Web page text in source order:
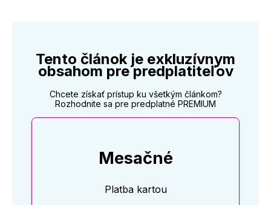
Tento článok je exkluzívnym
obsahom pre predplatiteľov
Chcete získať prístup ku všetkým článkom?
Rozhodnite sa pre predplatné PREMIUM
Mesačné
Platba kartou